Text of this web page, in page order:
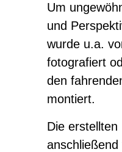
Um
und
wurde u.a.
fotografiert
den
montiert.
Die erstellten